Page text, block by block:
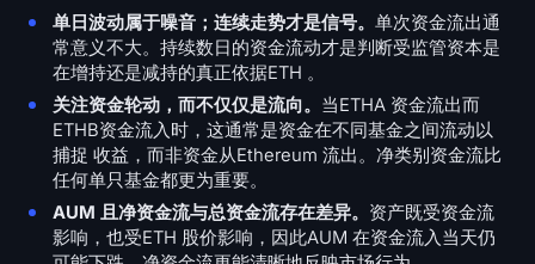
单日波动属于噪音；连续走势才是信号。 单次资金流出通
常意义不大。持续数日的资金流动才是判断受监管资本是
在增持还是减持的真正依据ETH 。
关注资金轮动，而不仅仅是流向。 当ETHA 资金流出而
ETHB资金流入时，这通常是资金在不同基金之间流动以
捕捉 收益，而非资金从Ethereum 流出。净类别资金流比
任何单只基金都更为重要。
AUM 且净资金流与总资金流存在差异。 资产既受资金流
影响，也受ETH 股价影响，因此AUM 在资金流入当天仍